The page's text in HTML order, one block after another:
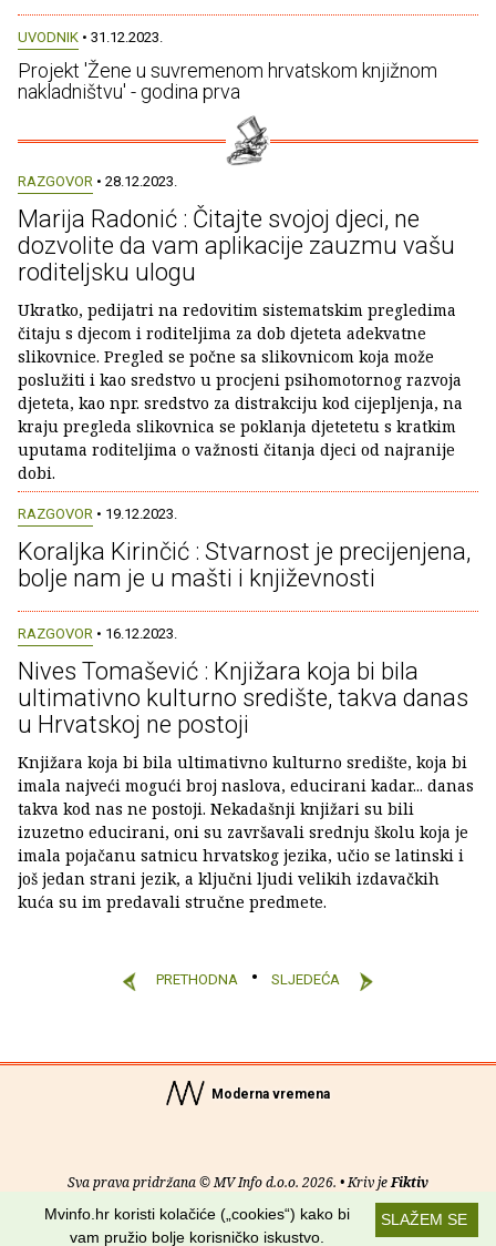
UVODNIK • 31.12.2023.
Projekt 'Žene u suvremenom hrvatskom knjižnom
nakladništvu' - godina prva
RAZGOVOR • 28.12.2023.
Marija Radonić : Čitajte svojoj djeci, ne
dozvolite da vam aplikacije zauzmu vašu
roditeljsku ulogu
Ukratko, pedijatri na redovitim sistematskim pregledima
čitaju s djecom i roditeljima za dob djeteta adekvatne
slikovnice. Pregled se počne sa slikovnicom koja može
poslužiti i kao sredstvo u procjeni psihomotornog razvoja
djeteta, kao npr. sredstvo za distrakciju kod cijepljenja, na
kraju pregleda slikovnica se poklanja djetetetu s kratkim
uputama roditeljima o važnosti čitanja djeci od najranije
dobi.
RAZGOVOR • 19.12.2023.
Koraljka Kirinčić : Stvarnost je precijenjena,
bolje nam je u mašti i književnosti
RAZGOVOR • 16.12.2023.
Nives Tomašević : Knjižara koja bi bila
ultimativno kulturno središte, takva danas
u Hrvatskoj ne postoji
Knjižara koja bi bila ultimativno kulturno središte, koja bi
imala najveći mogući broj naslova, educirani kadar... danas
takva kod nas ne postoji. Nekadašnji knjižari su bili
izuzetno educirani, oni su završavali srednju školu koja je
imala pojačanu satnicu hrvatskog jezika, učio se latinski i
još jedan strani jezik, a ključni ljudi velikih izdavačkih
kuća su im predavali stručne predmete.
PRETHODNA SLJEDEĆA
Moderna vremena
Sva prava pridržana © MV Info d.o.o. 2026. • Kriv jeFiktiv
Uvjeti korištenja RSS kanaliSLAŽEM SE
Mvinfo.hr koristi kolačiće („cookies“) kako bi
vam pružio bolje korisničko iskustvo.